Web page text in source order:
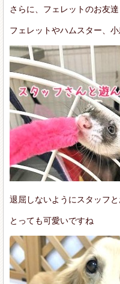
さらに、フェレットのお友
フェレットやハムスター、
退屈しないようにスタッフ
とっても可愛いですね